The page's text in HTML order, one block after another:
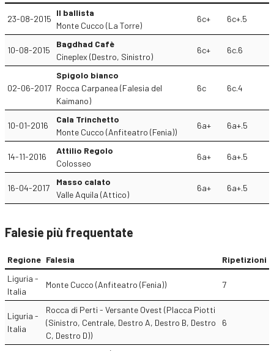
23-08-2015
Il ballista
Monte Cucco (La Torre)
6c+ 6c+.5
10-08-2015
Bagdhad Cafè
Cineplex (Destro, Sinistro)
6c+ 6c.6
02-06-2017
Spigolo bianco
Rocca Carpanea (Falesia del
Kaimano)
6c 6c.4
10-01-2016
Cala Trinchetto
Monte Cucco (Anfiteatro (Fenia))
6a+ 6a+.5
14-11-2016
Attilio Regolo
Colosseo
6a+ 6a+.5
16-04-2017
Masso calato
Valle Aquila (Attico)
6a+ 6a+.5
Falesie più frequentate
Regione Falesia
Ripetizioni
Liguria -
Italia
Monte Cucco (Anfiteatro (Fenia)) 7
Liguria -
Italia
Rocca di Perti - Versante Ovest (Placca Piotti
(Sinistro, Centrale, Destro A, Destro B, Destro
C, Destro D))
6